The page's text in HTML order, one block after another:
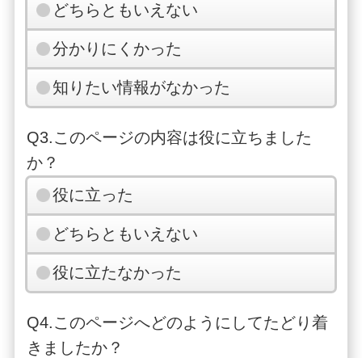
どちらともいえない
分かりにくかった
知りたい情報がなかった
Q3.このページの内容は役に立ちました
か？
役に立った
どちらともいえない
役に立たなかった
Q4.このページへどのようにしてたどり着
きましたか？